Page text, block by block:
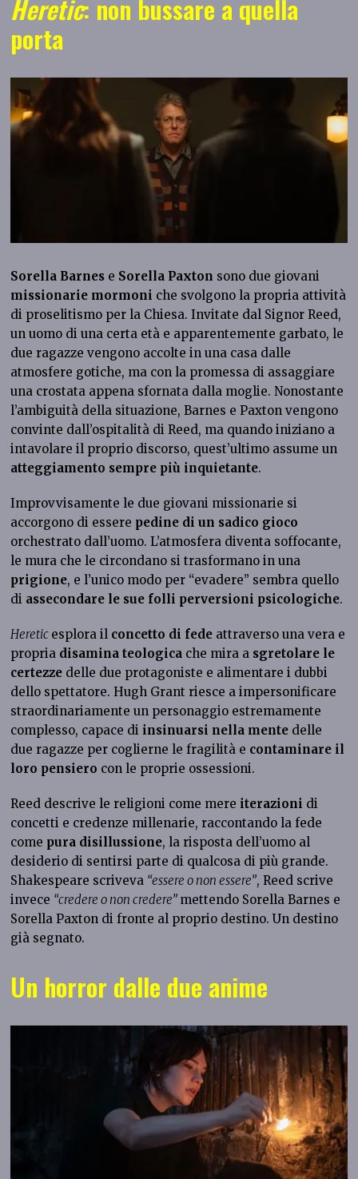
Heretic: non bussare a quella
porta
Sorella Barnes e Sorella Paxton sono due giovani
missionarie mormoni che svolgono la propria attività
di proselitismo per la Chiesa. Invitate dal Signor Reed,
un uomo di una certa età e apparentemente garbato, le
due ragazze vengono accolte in una casa dalle
atmosfere gotiche, ma con la promessa di assaggiare
una crostata appena sfornata dalla moglie. Nonostante
l’ambiguità della situazione, Barnes e Paxton vengono
convinte dall’ospitalità di Reed, ma quando iniziano a
intavolare il proprio discorso, quest’ultimo assume un
atteggiamento sempre più inquietante.
Improvvisamente le due giovani missionarie si
accorgono di essere pedine di un sadico gioco
orchestrato dall’uomo. L’atmosfera diventa soffocante,
le mura che le circondano si trasformano in una
prigione, e l’unico modo per “evadere” sembra quello
di assecondare le sue folli perversioni psicologiche.
Heretic esplora il concetto di fede attraverso una vera e
propria disamina teologica che mira a sgretolare le
certezze delle due protagoniste e alimentare i dubbi
dello spettatore. Hugh Grant riesce a impersonificare
straordinariamente un personaggio estremamente
complesso, capace di insinuarsi nella mente delle
due ragazze per coglierne le fragilità e contaminare il
loro pensiero con le proprie ossessioni.
Reed descrive le religioni come mere iterazioni di
concetti e credenze millenarie, raccontando la fede
come pura disillussione, la risposta dell’uomo al
desiderio di sentirsi parte di qualcosa di più grande.
Shakespeare scriveva “essere o non essere”, Reed scrive
invece “credere o non credere” mettendo Sorella Barnes e
Sorella Paxton di fronte al proprio destino. Un destino
già segnato.
Un horror dalle due anime